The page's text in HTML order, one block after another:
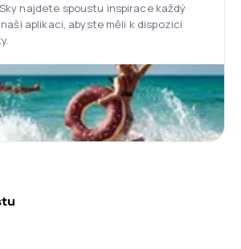
najdete spoustu inspirace každý
aplikaci, abyste měli k dispozici